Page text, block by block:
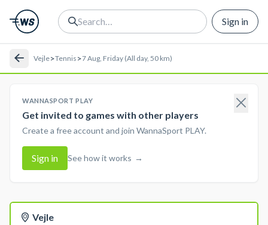
Sign in
Vejle>Tennis >7 Aug, Friday (All day, 50 km)
WANNASPORT PLAY
Get invited to games with other players
Create a free account and join WannaSport PLAY.
Sign in See how it works →
Vejle